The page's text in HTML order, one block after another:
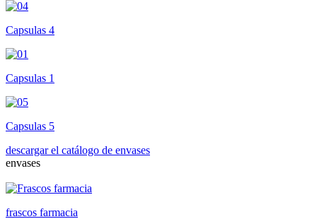
Capsulas 4
Capsulas 1
Capsulas 5
descargar el catálogo de envases
envases
frascos farmacia